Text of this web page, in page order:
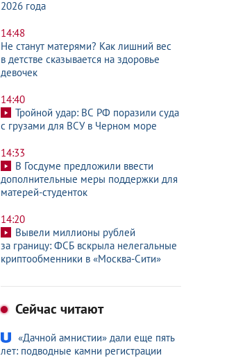
2026 года
14:48
Не станут матерями? Как лишний вес
в детстве сказывается на здоровье
девочек
14:40
Тройной удар: ВС РФ поразили суда
с грузами для ВСУ в Черном море
14:33
В Госдуме предложили ввести
дополнительные меры поддержки для
матерей-студенток
14:20
Вывели миллионы рублей
за границу: ФСБ вскрыла нелегальные
криптообменники в «Москва-Сити»
Сейчас читают
«Дачной амнистии» дали еще пять
лет: подводные камни регистрации